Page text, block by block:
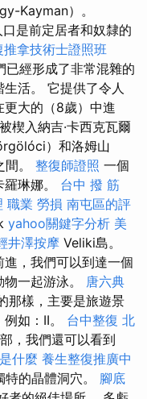
Kayman）。
是前定居者和奴隸的
推拿技術士證照班
已經形成了非常混雜的
活。 它提供了令人
大的（8歲）中進
楔入納吉·卡西克瓦爾
）和洛姆山
。 整復師證照 一個
琳娜。 台中 撥 筋
職業 勞損 南屯區的評
yahoo關鍵字分析 美
井澤按摩 Veliki島。
，我們可以到達一個
一起游泳。 唐六典
那樣，主要是旅遊景
如：II。 台中整復 北
，我們還可以看到
什麼 養生整復推廣中
特的晶體洞穴。 腳底